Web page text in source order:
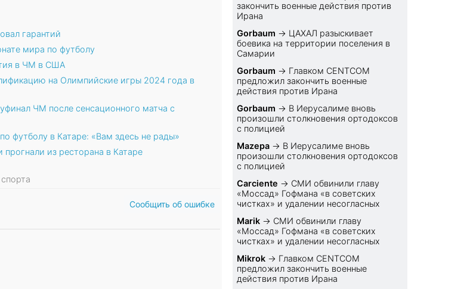
гарантий
мира по футболу
в ЧМ в США
на Олимпийские игры 2024 года в
ЧМ после сенсационного матча с
футболу в Катаре: «Вам здесь не рады»
из ресторана в Катаре
Сообщить об ошибке
закончить военные действия против
Ирана
Gorbaum → ЦАХАЛ разыскивает
боевика на территории поселения в
Самарии
Gorbaum → Главком CENTCOM
предложил закончить военные
действия против Ирана
Gorbaum → В Иерусалиме вновь
произошли столкновения ортодоксов
с полицией
Mazepa → В Иерусалиме вновь
произошли столкновения ортодоксов
с полицией
Carciente → СМИ обвинили главу
«Моссад» Гофмана «в советских
чистках» и удалении несогласных
Marik → СМИ обвинили главу
«Моссад» Гофмана «в советских
чистках» и удалении несогласных
Mikrok → Главком CENTCOM
предложил закончить военные
действия против Ирана